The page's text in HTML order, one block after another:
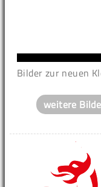
Bilder zur neuen
weitere